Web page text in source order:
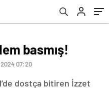
basmış!
07:20
dostça bitiren İzzet